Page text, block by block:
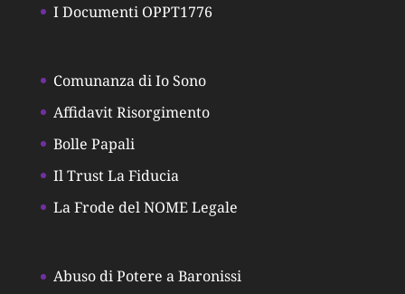
I Documenti OPPT1776
Comunanza di Io Sono
Affidavit Risorgimento
Bolle Papali
Il Trust La Fiducia
La Frode del NOME Legale
Abuso di Potere a Baronissi